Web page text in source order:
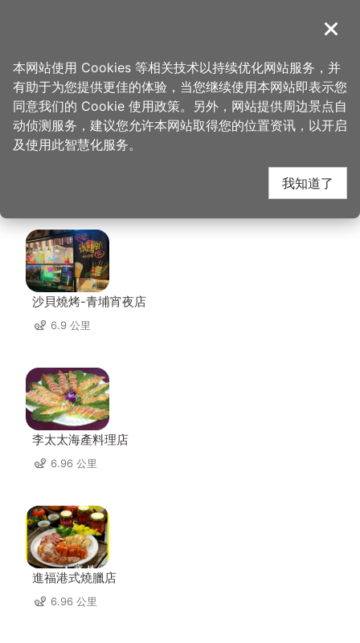
導覽
首页 > 想去的地方 > 住宿 > 新舍商旅-中坜馆
新舍商旅-中坜馆 周边
店家
沙貝燒烤-青埔宵夜店
6.9 公里
李太太海產料理店
6.96 公里
進福港式燒臘店
6.96 公里
关闭
本网站使用 Cookies 等相关技术以持续优化网站服务，并
有助于为您提供更佳的体验，当您继续使用本网站即表示您
同意我们的 Cookie 使用政策。另外，网站提供周边景点自
动侦测服务，建议您允许本网站取得您的位置资讯，以开启
及使用此智慧化服务。
我知道了